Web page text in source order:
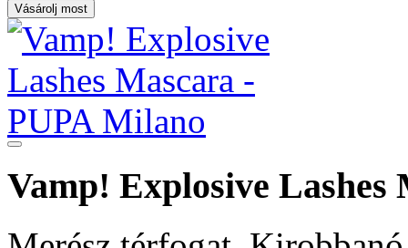
Vásárolj most
Vamp! Explosive Lashes